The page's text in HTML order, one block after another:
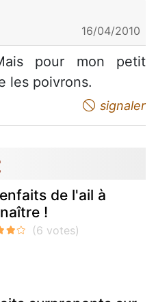
16/04/2010
pour mon petit
les poivrons.
signaler
de l'ail à
!